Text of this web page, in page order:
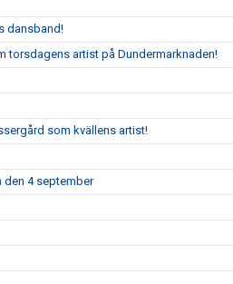
dansband!
torsdagens artist på Dundermarknaden!
som kvällens artist!
4 september